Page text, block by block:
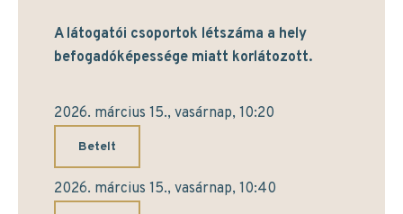
A látogatói csoportok létszáma a hely
befogadóképessége miatt korlátozott.
2026. március 15., vasárnap, 10:20
Betelt
2026. március 15., vasárnap, 10:40